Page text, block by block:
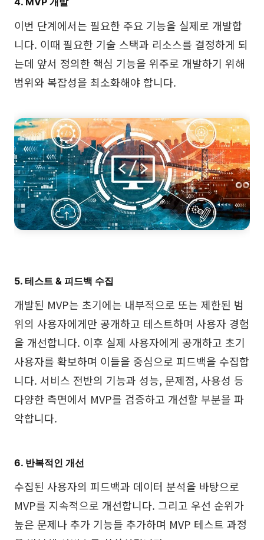
이번 단계에서는 필요한 주요 기능을 실제로 개발합
니다. 이때 필요한 기술 스택과 리소스를 결정하게 되
는데 앞서 정의한 핵심 기능을 위주로 개발하기 위해
범위와 복잡성을 최소화해야 합니다.
5. 테스트 & 피드백 수집
개발된 MVP는 초기에는 내부적으로 또는 제한된 범
위의 사용자에게만 공개하고 테스트하며 사용자 경험
을 개선합니다. 이후 실제 사용자에게 공개하고 초기
사용자를 확보하며 이들을 중심으로 피드백을 수집합
니다. 서비스 전반의 기능과 성능, 문제점, 사용성 등
다양한 측면에서 MVP를 검증하고 개선할 부분을 파
악합니다.
6. 반복적인 개선
수집된 사용자의 피드백과 데이터 분석을 바탕으로
MVP를 지속적으로 개선합니다. 그리고 우선 순위가
높은 문제나 추가 기능들 추가하며 MVP 테스트 과정